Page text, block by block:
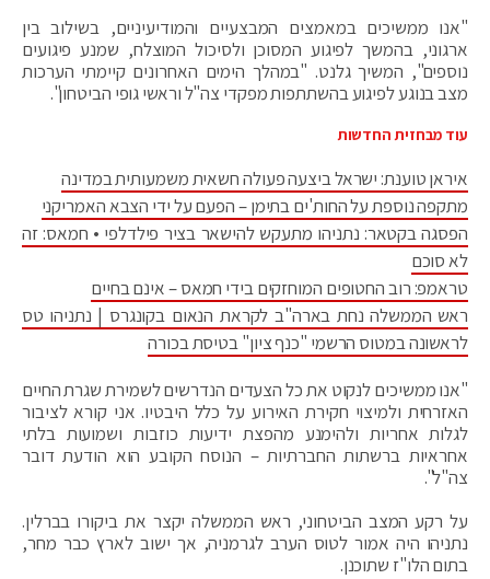
"אנו ממשיכים במאמצים המבצעיים והמודיעיניים, בשילוב בין
ארגוני, בהמשך לפיגוע המסוכן ולסיכול המוצלח, שמנע פיגועים
נוספים", המשיך גלנט. "במהלך הימים האחרונים קיימתי הערכות
מצב בנוגע לפיגוע בהשתתפות מפקדי צה"ל וראשי גופי הביטחון".
עוד מבחזית החדשות
איראן טוענת: ישראל ביצעה פעולה חשאית משמעותית במדינה
מתקפה נוספת על החות'ים בתימן – הפעם על ידי הצבא האמריקני
הפסגה בקטאר: נתניהו מתעקש להישאר בציר פילדלפי • חמאס: זה
לא סוכם
טראמפ: רוב החטופים המוחזקים בידי חמאס – אינם בחיים
ראש הממשלה נחת בארה"ב לקראת הנאום בקונגרס | נתניהו טס
לראשונה במטוס הרשמי "כנף ציון" בטיסת בכורה
"אנו ממשיכים לנקוט את כל הצעדים הנדרשים לשמירת שגרת החיים
האזרחית ולמיצוי חקירת האירוע על כלל היבטיו. אני קורא לציבור
לגלות אחריות ולהימנע מהפצת ידיעות כוזבות ושמועות בלתי
אחראיות ברשתות החברתיות – הנוסח הקובע הוא הודעת דובר
צה"ל".
על רקע המצב הביטחוני, ראש הממשלה יקצר את ביקורו בברלין.
נתניהו היה אמור לטוס הערב לגרמניה, אך ישוב לארץ כבר מחר,
בתום הלו"ז שתוכנן.